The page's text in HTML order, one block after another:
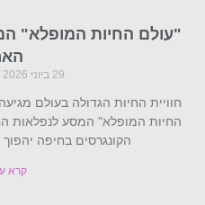
"עולם החיות המופלא"
29 ביוני 2026
חוויית החיות הגדולה בעולם
החיות המופלא" המסע לנפלאות
הקונגרסים בחיפה
קרא